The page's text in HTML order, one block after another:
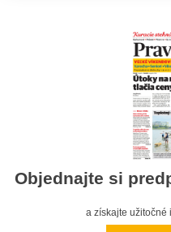
Objednajte si
a získajte užitočné